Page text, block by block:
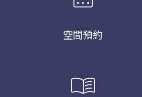
空間預約
menu_book